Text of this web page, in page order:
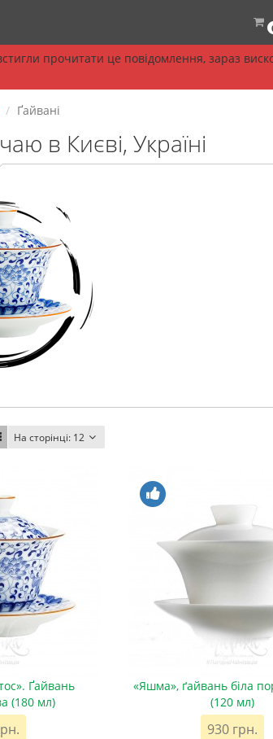
прочитати це повідомлення, зараз
Ґайвані
в Києві, Україні
На сторінці: 12
Ґайвань
(180 мл)
«Яшма», ґайвань біла
(120 мл)
930 грн.